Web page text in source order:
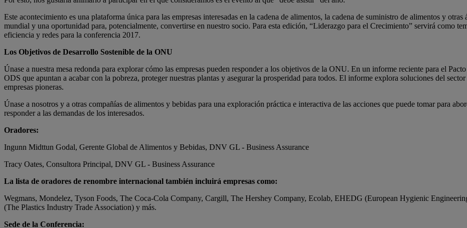
Este acontecimiento es una plataforma única para las empresas interesadas en la cadena de alimentos, la cadena de suministro de alimentos y
mundial y una oportunidad para, potencialmente, convertirse en nuestro socio. Para esta edición, “Liderazgo para el Crecimiento” servirá como
eficiencia y redes para la conferencia 2017.
Los Objetivos de Desarrollo Sostenible de la ONU
Únase a nuestra mesa redonda para explorar cómo las empresas pueden responder a los objetivos de la ONU. En un informe reciente para el
ODS que apuntan a acabar con la pobreza, proteger nuestras plantas y asegurar la prosperidad para todos. El informe explora soluciones del
empresas pioneras.
Únase a nosotros y a otras compañías de alimentos y bebidas para una exploración práctica e interactiva de las acciones que puede tomar para
responder a las demandas de los interesados.
Oradores:
Ingunn Midttun Godal, Gerente Global de Alimentos y Bebidas, DNV GL - Business Assurance
Tracy Oates, Consultora Principal, DNV GL - Business Assurance
La lista de oradores de renombre internacional también incluirá empresas como:
Wegmans, Mondelez, Tyson Foods, The Coca-Cola Company, Cargill, The Hershey Company, Ecolab, EHEDG (European Hygienic
(The Plastics Industry Trade Association) y más.
Sede de la Conferencia: